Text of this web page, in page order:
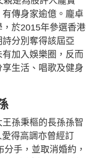
傳身家逾億。龐卓
於2015年參選香港
分別奪得該屆亞
加入娛樂圈，反而
生活、唱歌及健身
孫秉樞的長孫孫智
得高調亦曾經訂
手，並取消婚約，